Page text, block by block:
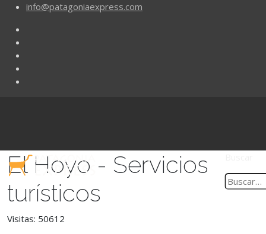
info@patagoniaexpress.com
El Hoyo - Servicios
turísticos
Visitas: 50612